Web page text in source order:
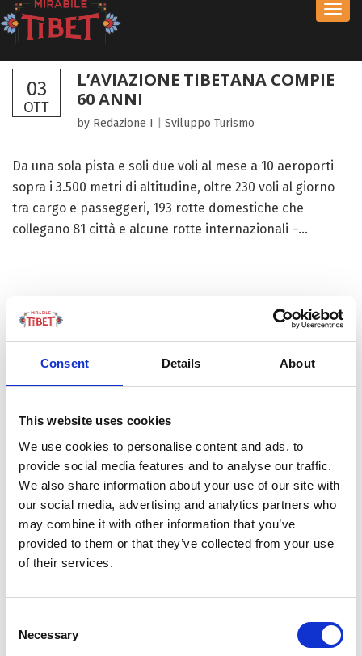
Consent Details About
This website uses cookies
We use cookies to personalise content and ads, to
provide social media features and to analyse our traffic.
We also share information about your use of our site with
our social media, advertising and analytics partners who
may combine it with other information that you’ve
provided to them or that they’ve collected from your use
of their services.
Selection
Necessary
03
OTT
L’AVIAZIONE TIBETANA COMPIE
60 ANNI
by Redazione I Sviluppo Turismo
Da una sola pista e soli due voli al mese a 10 aeroporti
sopra i 3.500 metri di altitudine, oltre 230 voli al giorno
tra cargo e passeggeri, 193 rotte domestiche che
collegano 81 città e alcune rotte internazionali –...
FOCUS TIBET
SULLA VETTA DELLO XIZANG, DOVE IL VENTO
SOFFIA LO SPIRITO DI BUDDHA